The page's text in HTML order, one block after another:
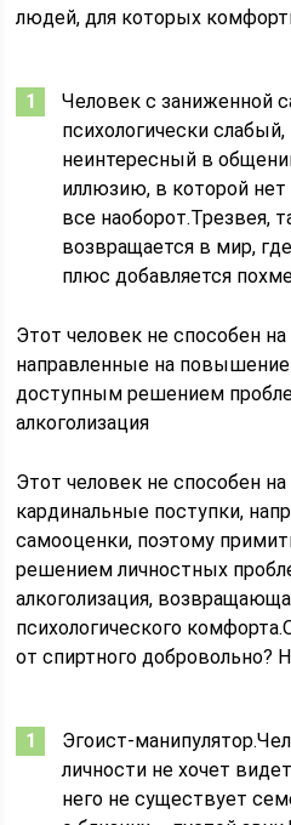
людей, для которых
Человек с заниженной
психологически
неинтересный в
иллюзию, в которой
все наоборот.Трезвея,
возвращается в мир,
плюс добавляется
Этот человек не способен
направленные на
доступным решением
алкоголизация
Этот человек не способен
кардинальные поступки,
самооценки, поэтому
решением личностных
алкоголизация,
психологического
от спиртного добровольно?
Эгоист-
личности не хочет
него не существует